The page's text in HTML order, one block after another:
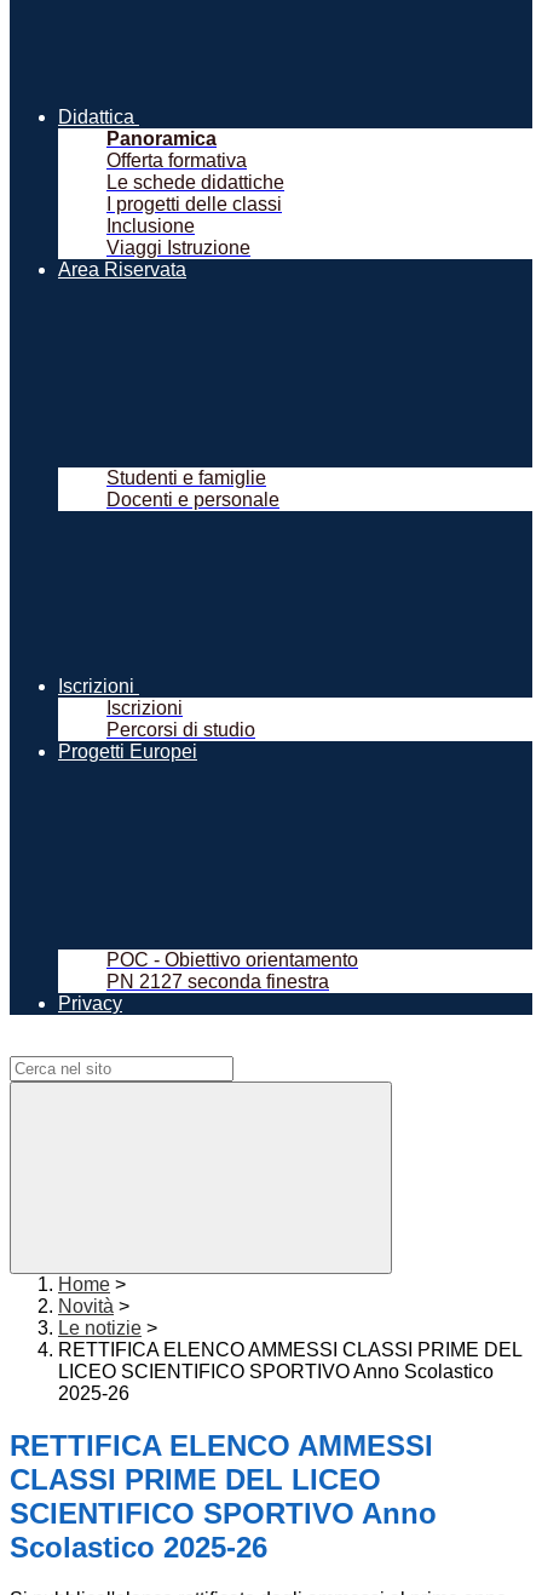
Didattica
Panoramica
Offerta formativa
Le schede didattiche
I progetti delle classi
Inclusione
Viaggi Istruzione
Area Riservata
Studenti e famiglie
Docenti e personale
Iscrizioni
Iscrizioni
Percorsi di studio
Progetti Europei
POC - Obiettivo orientamento
PN 2127 seconda finestra
Privacy
Home >
Novità >
Le notizie >
RETTIFICA ELENCO AMMESSI CLASSI PRIME DEL
LICEO SCIENTIFICO SPORTIVO Anno Scolastico
2025-26
RETTIFICA ELENCO AMMESSI
CLASSI PRIME DEL LICEO
SCIENTIFICO SPORTIVO Anno
Scolastico 2025-26